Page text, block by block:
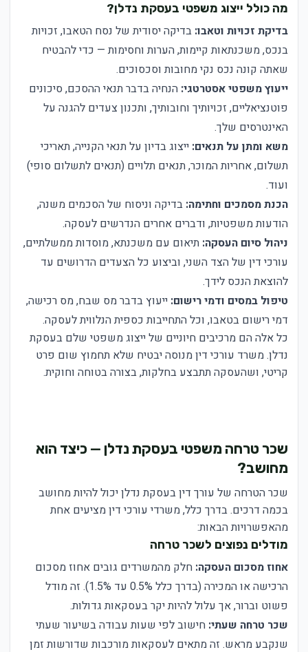
מה כולל ייצוג משפטי בעסקת נדלן?
בדיקת זכויות וטאבו: בדיקה יסודית של נסח הטאבו, זכויות
בנכס, משכנתאות קיימות, הערות וחסימות — כדי להבטיח
שאתה קונה נכס נקי מחובות וסכסוכים.
ייעוץ משפטי אסטרטגי: הנחיה בדבר תנאי ההסכם, סיכונים
פוטנציאליים, זכויותיך וחובותיך, ותכנון צעדים להגנה על
האינטרסים שלך.
משא ומתן על תנאים: ייצוג בדיון על תנאי הקנייה, תאריכי
תשלום, אחריות המוכר, תנאים תלויים (תנאים לתשלום סופי)
ועוד.
הכנת מסמכים וחתימה: בדיקה וניסוח של הסכמים משנה,
הודעות משפטיות, ודברים אחרים הנדרשים לעסקה.
ניהול סיום העסקה: תיאום עם משכנתא, מוסדות ממשלתיים,
עורכי דין של הצד השני, וביצוע כל הצעדים הדרושים עד
להוצאת הנכס לידך.
טיפול במסים ודמי רישום: ייעוץ בדבר מס שבח, מס רכישה,
דמי רישום בטאבו, וכל התחייבות כספית הנלווית לעסקה.
כל אלה הם מרכיבים חיוניים של ייצוג משפטי שלם בעסקת
נדלן. משרד עורכי דין מנוסה יבטיח שלא תחמוץ שום פרט
קריטי, ושהעסקה תתבצע בחלקות, בצורה בטוחה וחוקית.
שכר טרחה משפטי בעסקת נדלן — כיצד הוא
מחושב?
שכר הטרחה של עורך דין בעסקת נדלן יכול להיות מחושב
בכמה דרכים. בדרך כלל, משרדי עורכי דין מציעים אחת
מהאפשרויות הבאות:
מודלים נפוצים לשכר טרחה
אחוז מסכום העסקה: חלק מהמשרדים גובים אחוז מסכום
הרכישה או המכירה (בדרך כלל 0.5% עד 1.5%). זה מודל
פשוט וברור, אך עלול להיות יקר בעסקאות גדולות.
שכר טרחה שעתי: חישוב לפי שעות עבודה בשיעור שעתי
שנקבע מראש. זה מתאים לעסקאות מורכבות שדורשות זמן